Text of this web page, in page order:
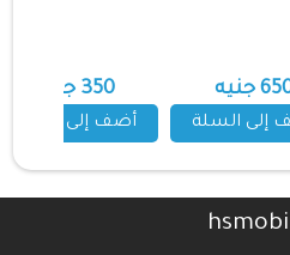
جنيه
إلى السلة
350 جنيه
أضف إلى السلة